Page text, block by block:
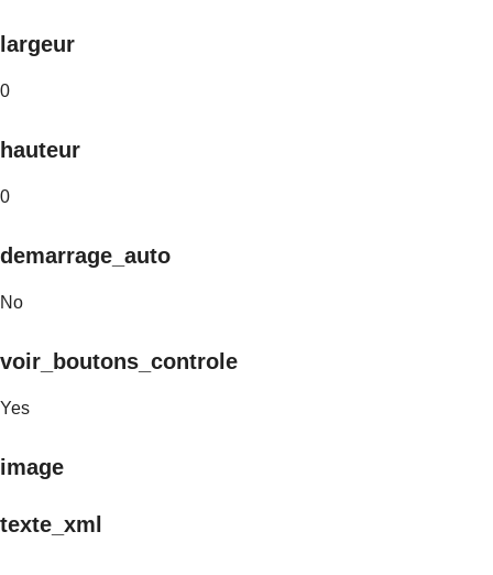
largeur
0
hauteur
0
demarrage_auto
No
voir_boutons_controle
Yes
image
texte_xml